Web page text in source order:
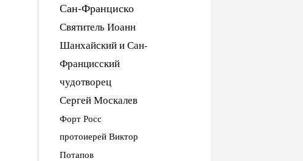
Сан-Франциско
Святитель Иоанн
Шанхайский и Сан-
Францисский
чудотворец
Сергей Москалев
Форт Росс
протоиерей Виктор
Потапов